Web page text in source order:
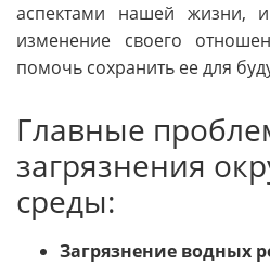
аспектами нашей жизни, и
изменение своего
помочь сохранить ее для
Главные
загрязнения
среды:
Загрязнение водных